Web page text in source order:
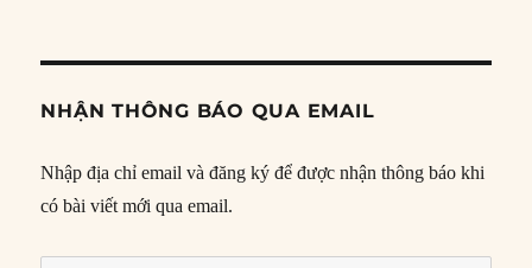
NHẬN THÔNG BÁO QUA EMAIL
Nhập địa chỉ email và đăng ký để được nhận thông báo khi
có bài viết mới qua email.